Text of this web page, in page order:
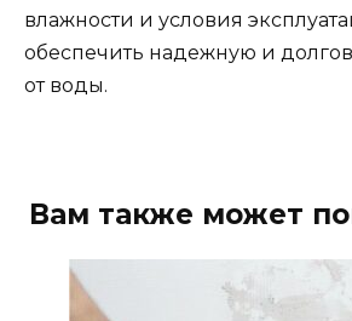
влажности и условия
обеспечить надежную и
от воды.
Вам также может